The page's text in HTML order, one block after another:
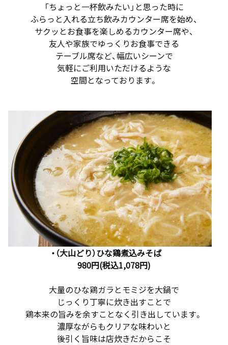
「ちょっと一杯飲みたい」と思った時に
ふらっと入れる立ち飲みカウンター席を始め、
サクッとお食事を楽しめるカウンター席や、
友人や家族でゆっくりお食事できる
テーブル席など、幅広いシーンで
気軽にご利用いただけるような
空間となっております。
・（大山どり）ひな鶏煮込みそば
980円(税込1,078円)
大量のひな鶏ガラとモミジを大鍋で
じっくり丁寧に炊き出すことで
鶏本来の旨みを余すことなく引き出しています。
濃厚ながらもクリアな味わいと
後引く旨味は店炊きだからこそ